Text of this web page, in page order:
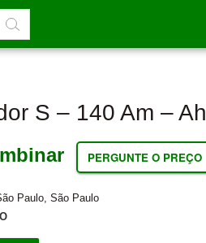
S – 140 Am – Ah
PERGUNTE O PREÇO
Paulo, São Paulo